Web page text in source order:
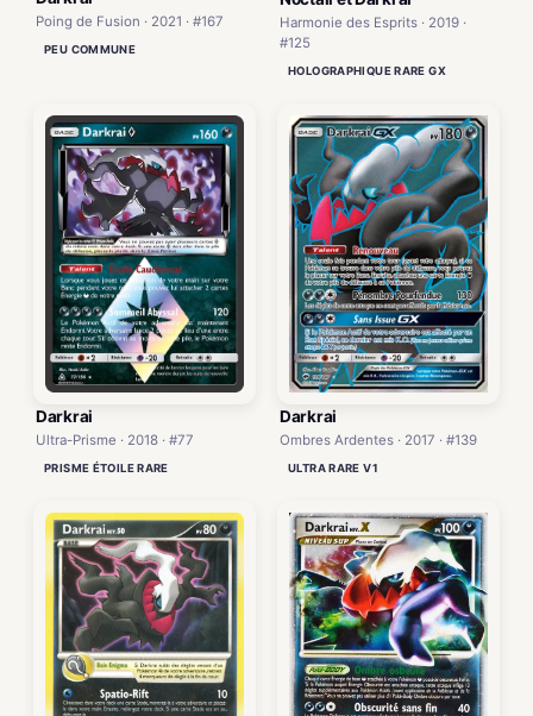
Poing de Fusion · 2021 · #167
PEU COMMUNE
Harmonie des Esprits · 2019 ·
#125
HOLOGRAPHIQUE RARE GX
Darkrai
Ultra-Prisme · 2018 · #77
PRISME ÉTOILE RARE
Darkrai
Ombres Ardentes · 2017 · #139
ULTRA RARE V1